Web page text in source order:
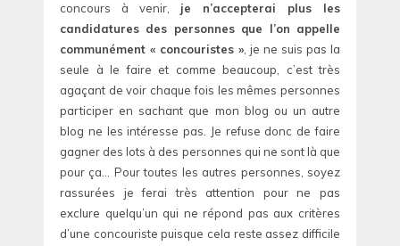
concours à venir, je n’accepterai plus les
candidatures des personnes que l’on appelle
communément « concouristes », je ne suis pas la
seule à le faire et comme beaucoup, c’est très
agaçant de voir chaque fois les mêmes personnes
participer en sachant que mon blog ou un autre
blog ne les intéresse pas. Je refuse donc de faire
gagner des lots à des personnes qui ne sont là que
pour ça… Pour toutes les autres personnes, soyez
rassurées je ferai très attention pour ne pas
exclure quelqu’un qui ne répond pas aux critères
d’une concouriste puisque cela reste assez difficile